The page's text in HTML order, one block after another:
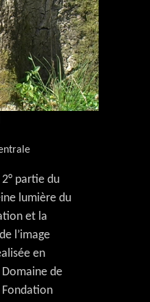
2° partie du
lumière du
et la
l’image
en
Domaine de
Fondation